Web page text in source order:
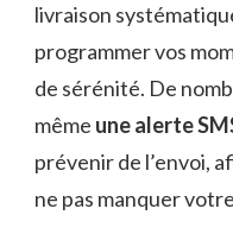
livraison
programmer vos
de sérénité. De
même une alerte
prévenir de l’envoi,
ne pas manquer